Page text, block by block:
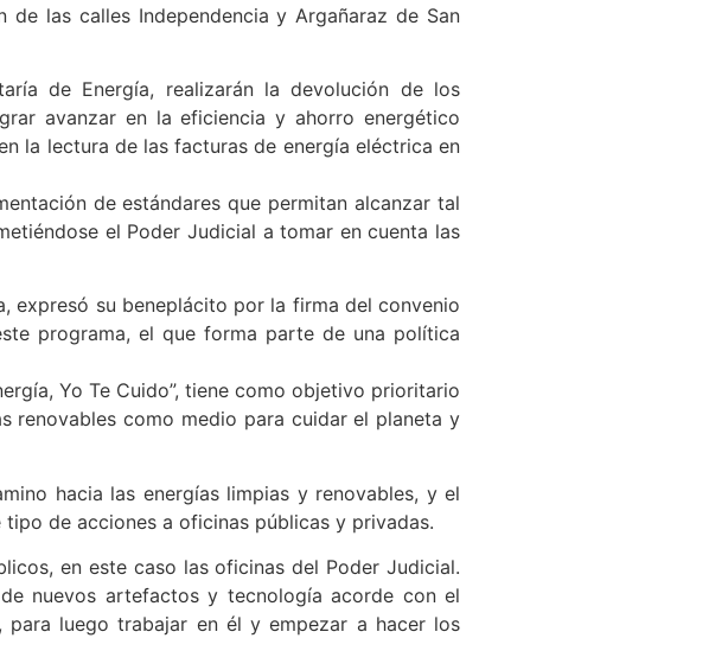
las calles Independencia y Argañaraz de San
de Energía, realizarán la devolución de los
avanzar en la eficiencia y ahorro energético
la lectura de las facturas de energía eléctrica en
de estándares que permitan alcanzar tal
el Poder Judicial a tomar en cuenta las
expresó su beneplácito por la firma del convenio
programa, el que forma parte de una política
Yo Te Cuido”, tiene como objetivo prioritario
renovables como medio para cuidar el planeta y
hacia las energías limpias y renovables, y el
de acciones a oficinas públicas y privadas.
en este caso las oficinas del Poder Judicial.
nuevos artefactos y tecnología acorde con el
luego trabajar en él y empezar a hacer los